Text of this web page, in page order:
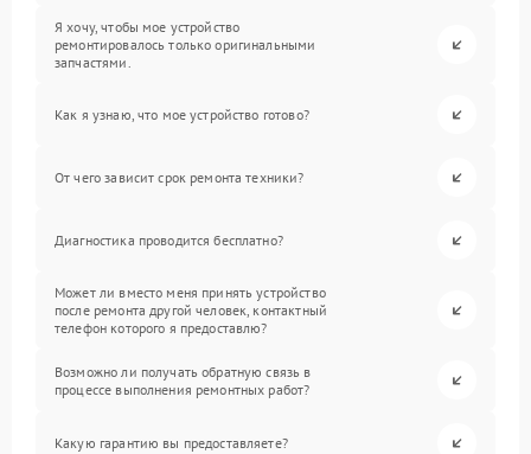
Я хочу, чтобы мое устройство
ремонтировалось только оригинальными
запчастями.
Как я узнаю, что мое устройство готово?
От чего зависит срок ремонта техники?
Диагностика проводится бесплатно?
Может ли вместо меня принять устройство
после ремонта другой человек, контактный
телефон которого я предоставлю?
Возможно ли получать обратную связь в
процессе выполнения ремонтных работ?
Какую гарантию вы предоставляете?